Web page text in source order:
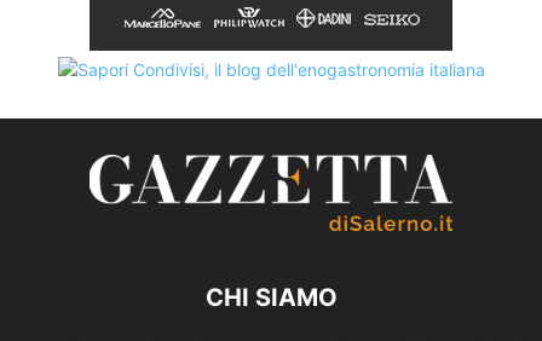
CHI SIAMO